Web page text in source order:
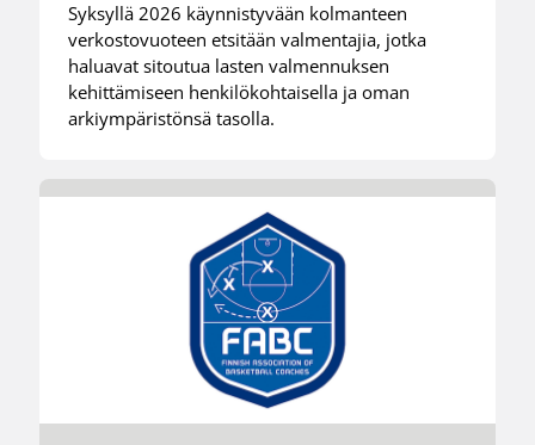
Syksyllä 2026 käynnistyvään kolmanteen
verkostovuoteen etsitään valmentajia, jotka
haluavat sitoutua lasten valmennuksen
kehittämiseen henkilökohtaisella ja oman
arkiympäristönsä tasolla.